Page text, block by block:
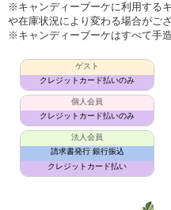
※キャンディーブーケに利用する
や在庫状況により変わる場合がござ
※キャンディーブーケはすべて手造
ゲスト
クレジットカード払いのみ
個人会員
クレジットカード払いのみ
法人会員
請求書発行 銀行振込
クレジットカード払い